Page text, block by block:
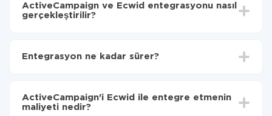
ActiveCampaign ve Ecwid entegrasyonu nasıl
gerçekleştirilir?
aktarılacağını seçin
Ecwid'ye aktarılacaktır.
Entegrasyon ne kadar sürer?
olarak, 10-15 dakika sürer.
ActiveCampaign'i Ecwid ile entegre etmenin
maliyeti nedir?